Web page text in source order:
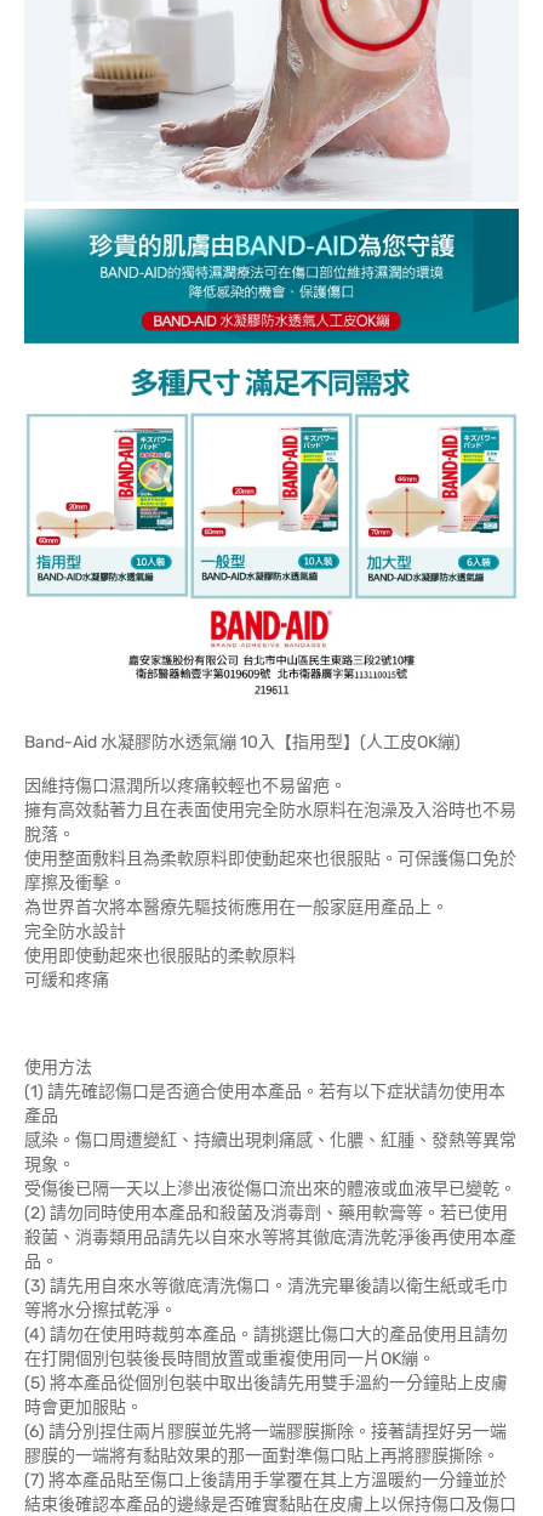
Band-Aid 水凝膠防水透氣繃 10入【指用型】(人工皮OK繃)
因維持傷口濕潤所以疼痛較輕也不易留疤。
擁有高效黏著力且在表面使用完全防水原料在泡澡及入浴時也不易
脫落。
使用整面敷料且為柔軟原料即使動起來也很服貼。可保護傷口免於
摩擦及衝擊。
為世界首次將本醫療先驅技術應用在一般家庭用產品上。
完全防水設計
使用即使動起來也很服貼的柔軟原料
可緩和疼痛
使用方法
(1) 請先確認傷口是否適合使用本產品。若有以下症狀請勿使用本
產品
感染。傷口周遭變紅、持續出現刺痛感、化膿、紅腫、發熱等異常
現象。
受傷後已隔一天以上滲出液從傷口流出來的體液或血液早已變乾。
(2) 請勿同時使用本產品和殺菌及消毒劑、藥用軟膏等。若已使用
殺菌、消毒類用品請先以自來水等將其徹底清洗乾淨後再使用本產
品。
(3) 請先用自來水等徹底清洗傷口。清洗完畢後請以衛生紙或毛巾
等將水分擦拭乾淨。
(4) 請勿在使用時裁剪本產品。請挑選比傷口大的產品使用且請勿
在打開個別包裝後長時間放置或重複使用同一片OK繃。
(5) 將本產品從個別包裝中取出後請先用雙手溫約一分鐘貼上皮膚
時會更加服貼。
(6) 請分別捏住兩片膠膜並先將一端膠膜撕除。接著請捏好另一端
膠膜的一端將有黏貼效果的那一面對準傷口貼上再將膠膜撕除。
(7) 將本產品貼至傷口上後請用手掌覆在其上方溫暖約一分鐘並於
結束後確認本產品的邊緣是否確實黏貼在皮膚上以保持傷口及傷口